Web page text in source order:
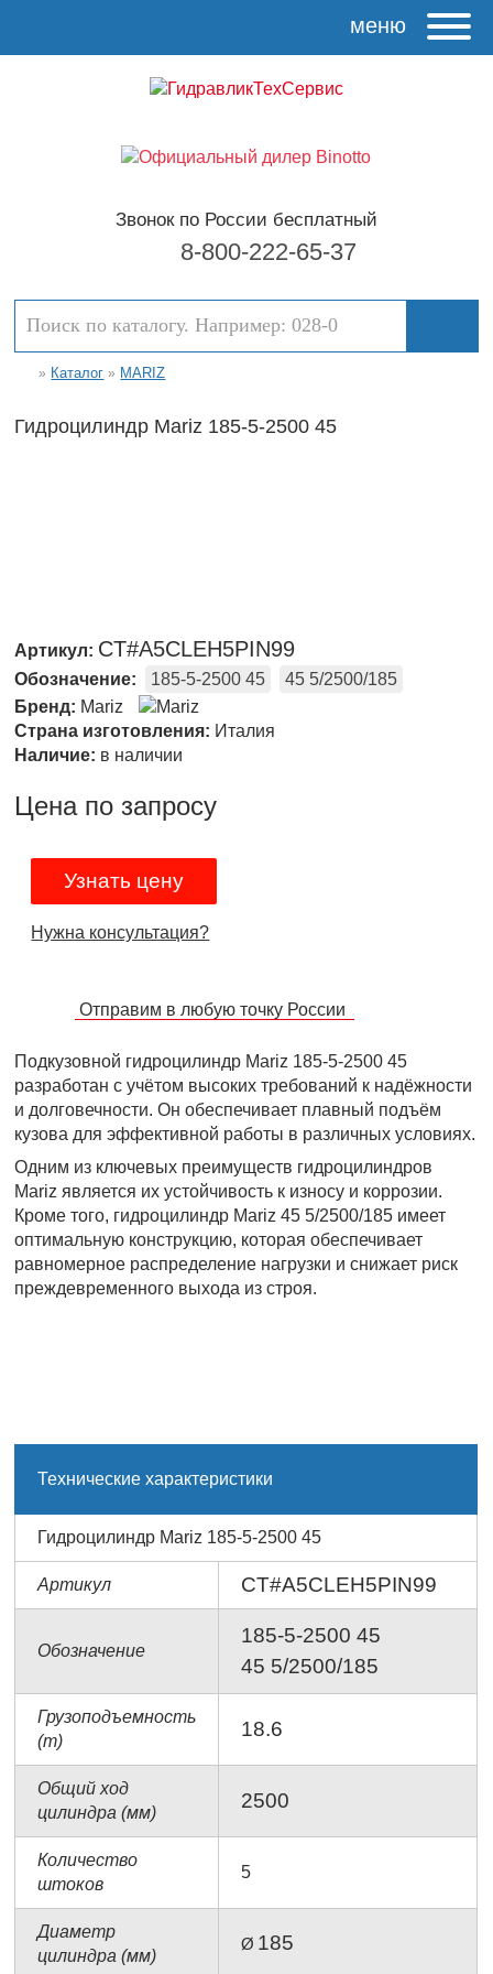
меню
Звонок по России бесплатный
8-800-222-65-37
» Каталог » MARIZ
Гидроцилиндр Mariz 185-5-2500 45
Артикул: CT#A5CLEH5PIN99
Обозначение: 185-5-2500 45
45 5/2500/185
Бренд: Mariz
Страна изготовления: Италия
Наличие: в наличии
Цена по запросу
Узнать цену
Нужна консультация?
Отправим в любую точку России
Подкузовной гидроцилиндр Mariz 185-5-2500 45
разработан с учётом высоких требований к надёжности
и долговечности. Он обеспечивает плавный подъём
кузова для эффективной работы в различных условиях.
Одним из ключевых преимуществ гидроцилиндров
Mariz является их устойчивость к износу и коррозии.
Кроме того, гидроцилиндр Mariz 45 5/2500/185 имеет
оптимальную конструкцию, которая обеспечивает
равномерное распределение нагрузки и снижает риск
преждевременного выхода из строя.
Технические характеристики
Гидроцилиндр Mariz 185-5-2500 45
Артикул CT#A5CLEH5PIN99
Обозначение
185-5-2500 45
45 5/2500/185
Грузоподъемность
(т)
18.6
Общий ход
цилиндра (мм)
2500
Количество
штоков
5
Диаметр
цилиндра (мм)
Ø 185